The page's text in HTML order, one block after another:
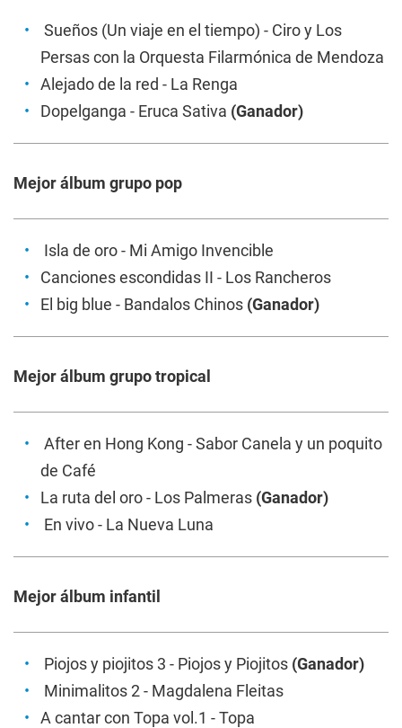
Sueños (Un viaje en el tiempo) - Ciro y Los
Persas con la Orquesta Filarmónica de Mendoza
Alejado de la red - La Renga
Dopelganga - Eruca Sativa (Ganador)
Mejor álbum grupo pop
Isla de oro- Mi Amigo Invencible
Canciones escondidas II - Los Rancheros
El big blue - Bandalos Chinos (Ganador)
Mejor álbum grupo tropical
After en Hong Kong - Sabor Canela y un poquito
de Café
La ruta del oro- Los Palmeras (Ganador)
En vivo- La Nueva Luna
Mejor álbum infantil
Piojos y piojitos 3 - Piojos y Piojitos (Ganador)
Minimalitos 2- Magdalena Fleitas
A cantar con Topa vol.1 - Topa